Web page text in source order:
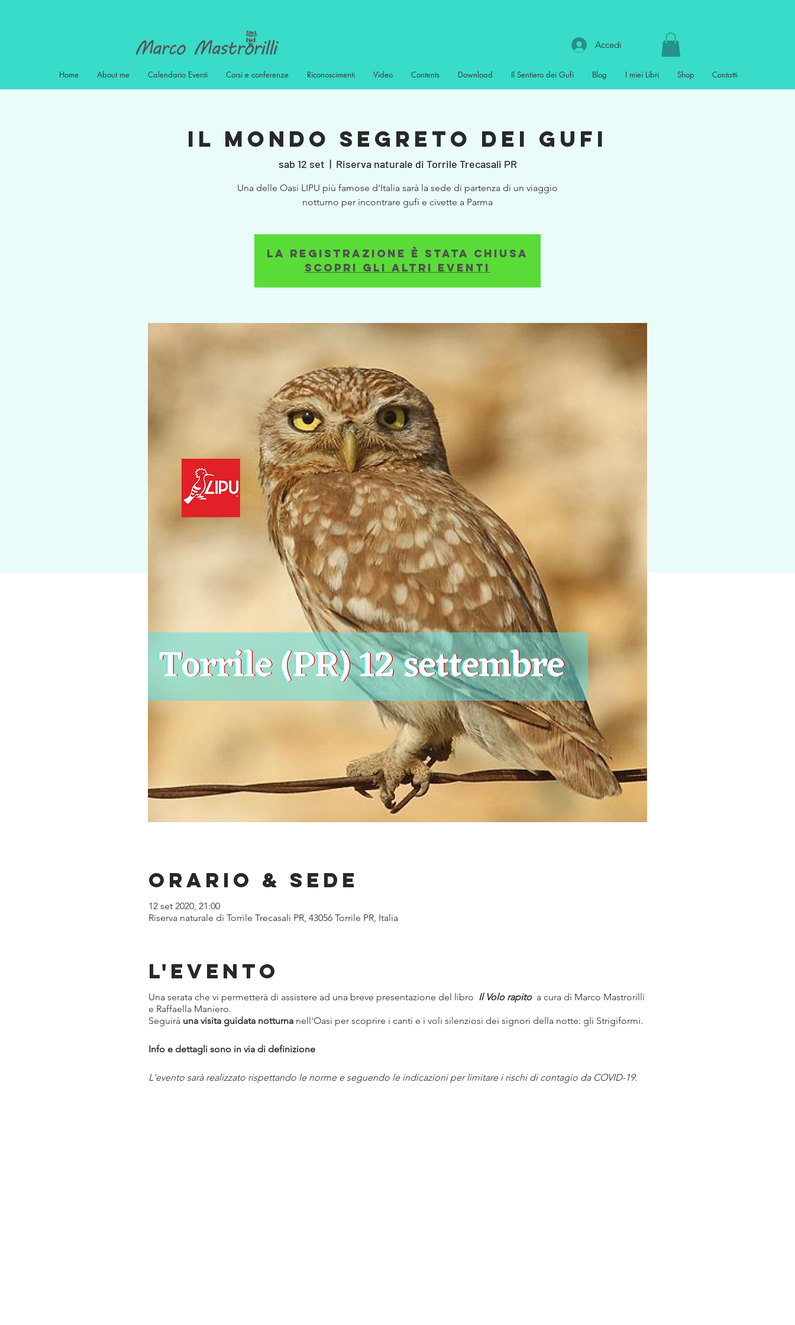
Accedi
Home About me Calendario Eventi Corsi e conferenze Riconoscimenti Video Contents Download Il Sentiero dei Gufi Blog I miei Libri Shop Contatti
IL MONDO SEGRETO DEI GUFI
sab 12 set
  |
Riserva naturale di Torrile Trecasali PR
Una delle Oasi LIPU più famose d'Italia sarà la sede di partenza di un viaggio
notturno per incontrare gufi e civette a Parma
La registrazione è stata chiusa
Scopri gli altri eventi
Orario & Sede
12 set 2020, 21:00
Riserva naturale di Torrile Trecasali PR, 43056 Torrile PR, Italia
L'evento
Una serata che vi permetterà di assistere ad una breve presentazione del libro Il Volo rapitoa cura di Marco Mastrorilli
e Raffaella Maniero.
Seguirà una visita guidata notturna nell'Oasi per scoprire i canti e i voli silenziosi dei signori della notte: gli Strigiformi.
Info e dettagli sono in via di definizione
L'evento sarà realizzato rispettando le norme e seguendo le indicazioni per limitare i rischi di contagio da COVID-19.